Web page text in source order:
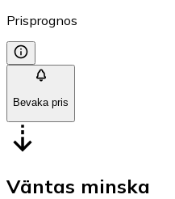
Prisprognos
Bevaka pris
Väntas minska